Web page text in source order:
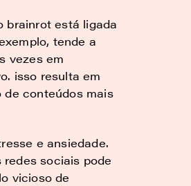
brainrot está ligada
tende a
vezes em
isso resulta em
conteúdos mais
e ansiedade.
sociais pode
vicioso de